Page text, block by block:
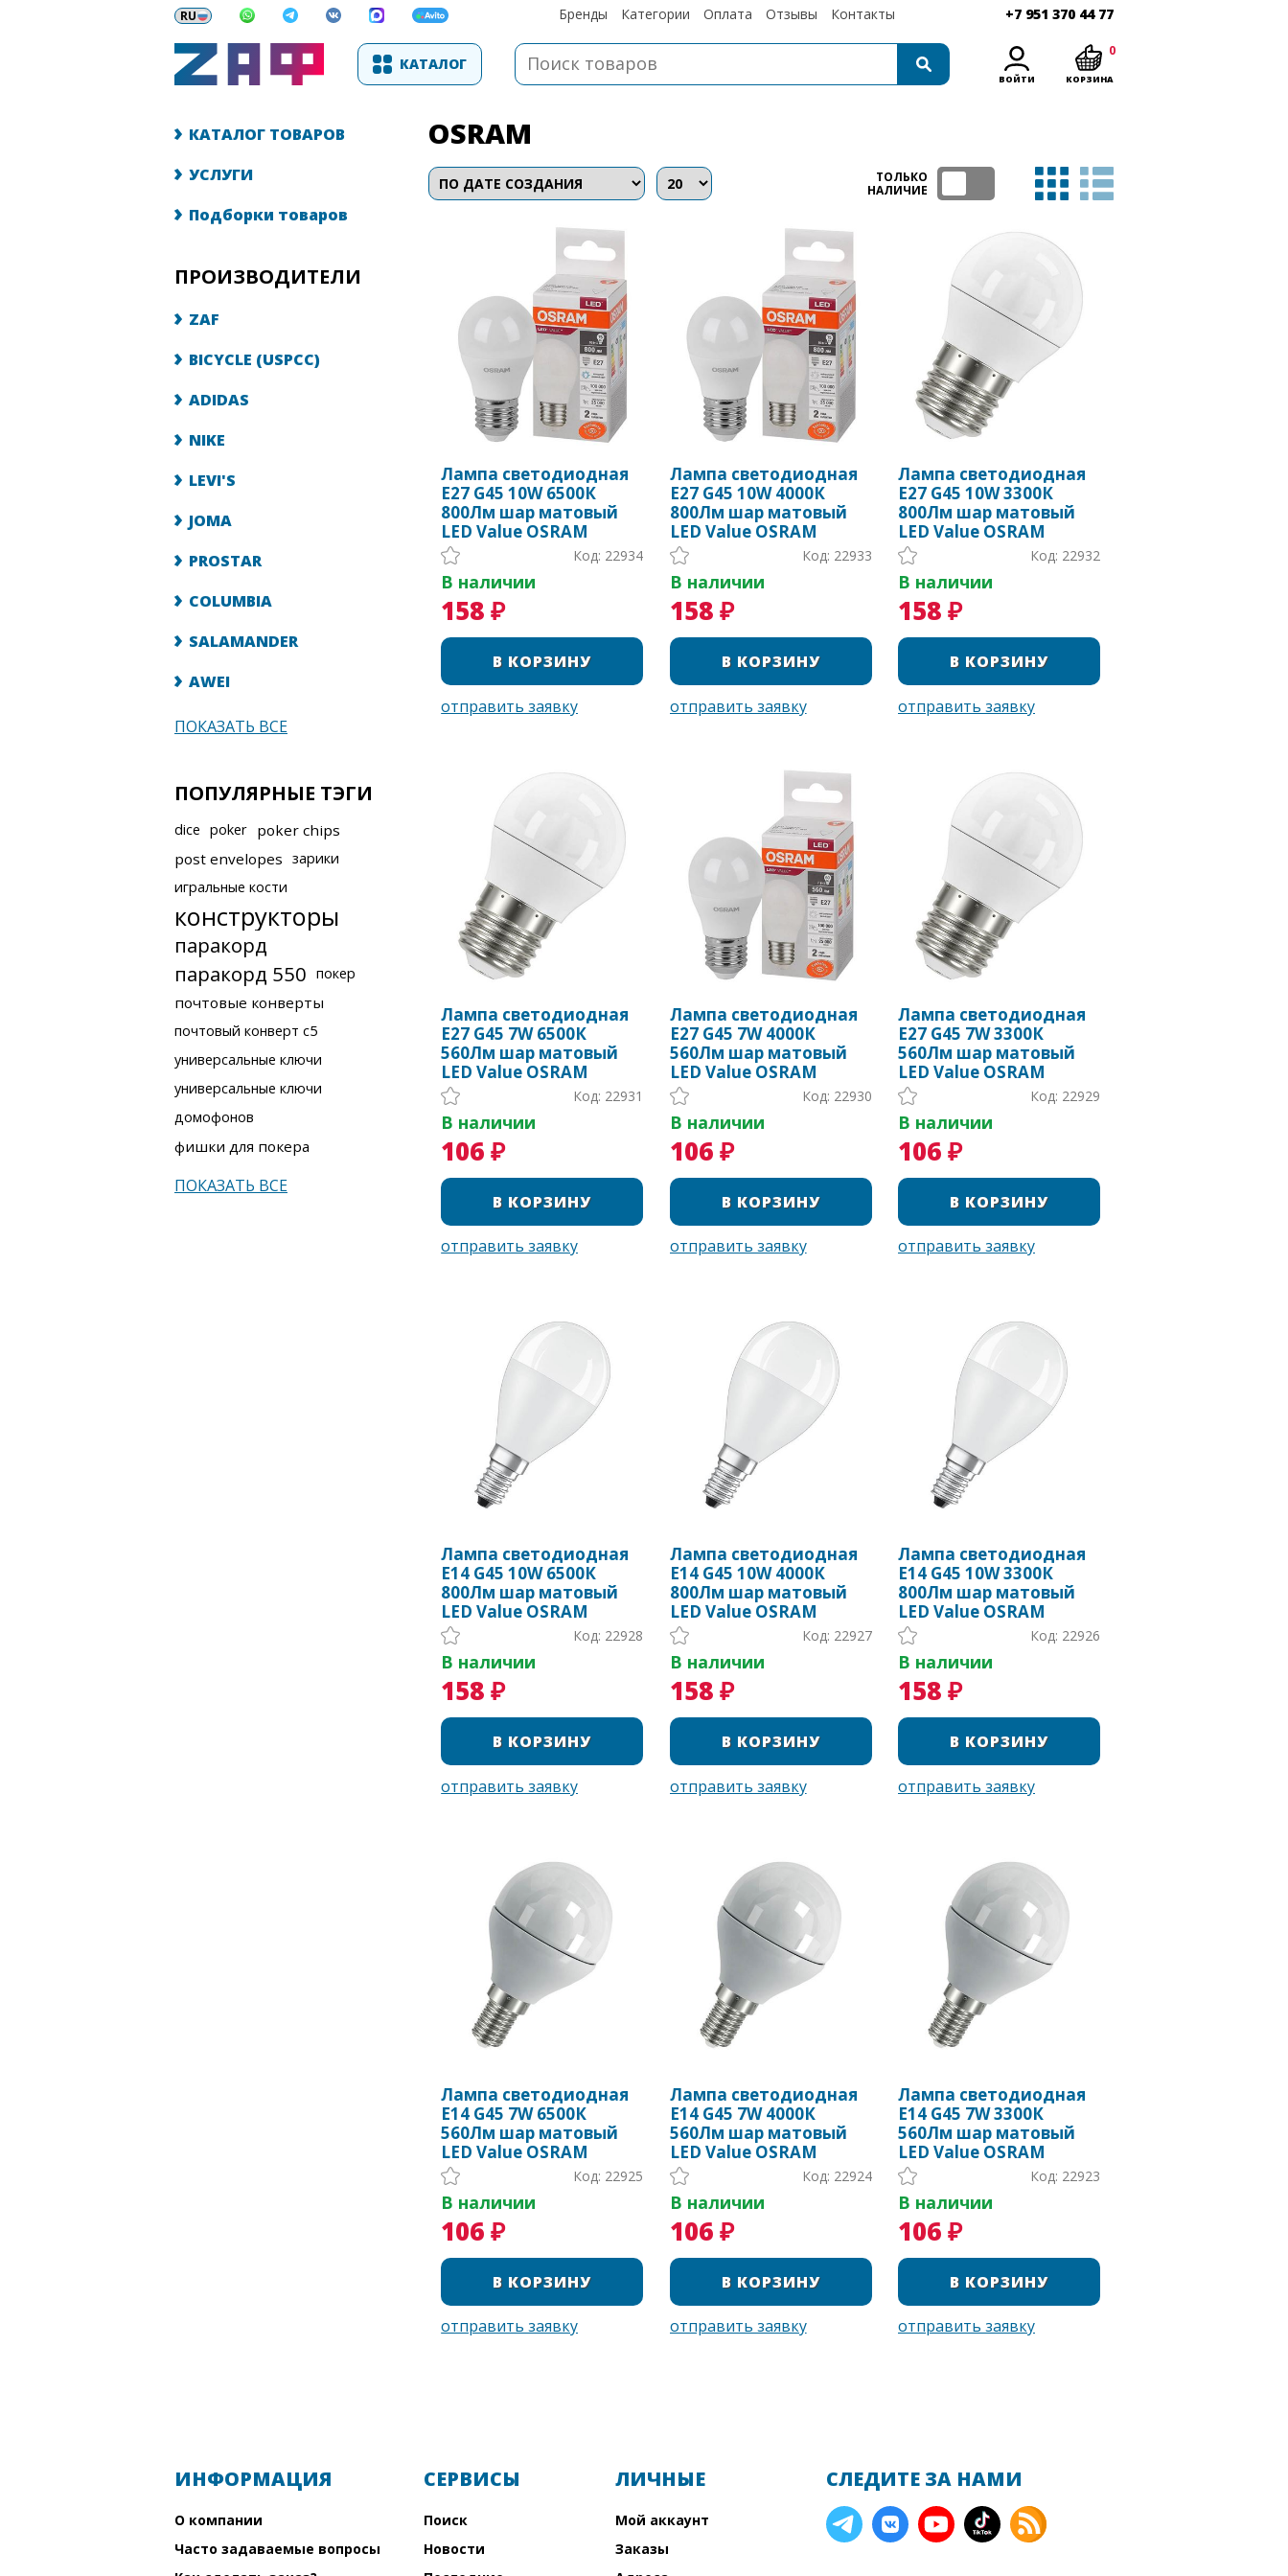
Бренды Категории Оплата Отзывы Контакты +7 951 370 44 77
КАТАЛОГ
ВОЙТИ КОРЗИНА
0
КАТАЛОГ ТОВАРОВ
УСЛУГИ
Подборки товаров
ПРОИЗВОДИТЕЛИ
ZAF
BICYCLE (USPCC)
ADIDAS
NIKE
LEVI'S
JOMA
PROSTAR
COLUMBIA
SALAMANDER
AWEI
ПОКАЗАТЬ ВСЕ
ПОПУЛЯРНЫЕ ТЭГИ
dice poker poker chips
post envelopes зарики
игральные кости
конструкторы
паракорд
паракорд 550 покер
почтовые конверты
почтовый конверт с5
универсальные ключи
универсальные ключи
домофонов
фишки для покера
ПОКАЗАТЬ ВСЕ
OSRAM
ТОЛЬКО
НАЛИЧИЕ
Лампа светодиодная
Е27 G45 10W 6500К
800Лм шар матовый
LED Value OSRAM
Код: 22934
В наличии
158 ₽
Лампа светодиодная
Е27 G45 10W 4000К
800Лм шар матовый
LED Value OSRAM
Код: 22933
В наличии
158 ₽
Лампа светодиодная
Е27 G45 10W 3300К
800Лм шар матовый
LED Value OSRAM
Код: 22932
В наличии
158 ₽
Лампа светодиодная
Е27 G45 7W 6500К
560Лм шар матовый
LED Value OSRAM
Код: 22931
В наличии
106 ₽
Лампа светодиодная
Е27 G45 7W 4000К
560Лм шар матовый
LED Value OSRAM
Код: 22930
В наличии
106 ₽
Лампа светодиодная
Е27 G45 7W 3300К
560Лм шар матовый
LED Value OSRAM
Код: 22929
В наличии
106 ₽
Лампа светодиодная
Е14 G45 10W 6500К
800Лм шар матовый
LED Value OSRAM
Код: 22928
В наличии
158 ₽
Лампа светодиодная
Е14 G45 10W 4000К
800Лм шар матовый
LED Value OSRAM
Код: 22927
В наличии
158 ₽
Лампа светодиодная
Е14 G45 10W 3300К
800Лм шар матовый
LED Value OSRAM
Код: 22926
В наличии
158 ₽
Лампа светодиодная
Е14 G45 7W 6500К
560Лм шар матовый
LED Value OSRAM
Код: 22925
В наличии
106 ₽
Лампа светодиодная
Е14 G45 7W 4000К
560Лм шар матовый
LED Value OSRAM
Код: 22924
В наличии
106 ₽
Лампа светодиодная
Е14 G45 7W 3300К
560Лм шар матовый
LED Value OSRAM
Код: 22923
В наличии
106 ₽
ИНФОРМАЦИЯ
О компании
Часто задаваемые вопросы
СЕРВИСЫ
Поиск
Новости
ЛИЧНЫЕ
Мой аккаунт
Заказы
СЛЕДИТЕ ЗА НАМИ